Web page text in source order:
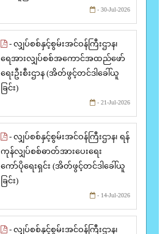
- 30-Jul-2026
- လျှပ်စစ်နှင့်စွမ်းအင်ဝန်ကြီးဌာန၊
ရေအားလျှပ်စစ်အကောင်အထည်ဖော်
ရေးဦးစီးဌာန (အိတ်ဖွင့်တင်ဒါခေါ်ယူ
ခြင်း)
- 21-Jul-2026
- လျှပ်စစ်နှင့်စွမ်းအင်ဝန်ကြီးဌာန၊ ရန်
ကုန်လျှပ်စစ်ဓာတ်အားပေးရေး
ကော်ပိုရေးရှင်း (အိတ်ဖွင့်တင်ဒါခေါ်ယူ
ခြင်း)
- 14-Jul-2026
- လျှပ်စစ်နှင့်စွမ်းအင်ဝန်ကြီးဌာန၊